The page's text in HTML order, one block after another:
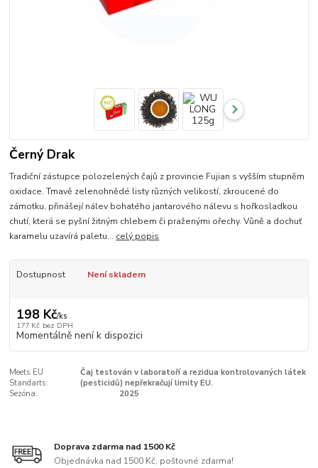
Černý Drak
Tradiční zástupce polozelených čajů z provincie Fujian s vyšším stupněm
oxidace. Tmavě zelenohnědé listy různých velikostí, zkroucené do
zámotku, přinášejí nálev bohatého jantarového nálevu s hořkosladkou
chutí, která se pyšní žitným chlebem či praženými ořechy. Vůně a dochuť
karamelu uzavírá paletu... celý popis
Dostupnost Není skladem
198 Kč/ks
177 Kč bez DPH
Momentálně není k dispozici
Meets EU
Standarts:
Čaj testován v laboratoří a rezidua kontrolovaných látek
(pesticidů) nepřekračují limity EU.
Sezóna:
2025
Doprava zdarma nad 1500 Kč
Objednávka nad 1500 Kč, poštovné zdarma!